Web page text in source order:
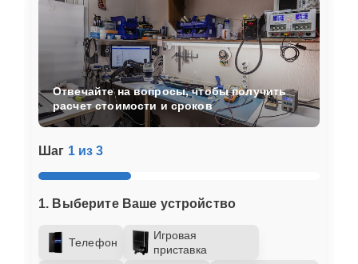
Шаг 1 из 3
1. Выберите Ваше устройство
Телефон
Игровая
приставка
Отвечайте на вопросы, чтобы получить
расчет стоимости и сроков